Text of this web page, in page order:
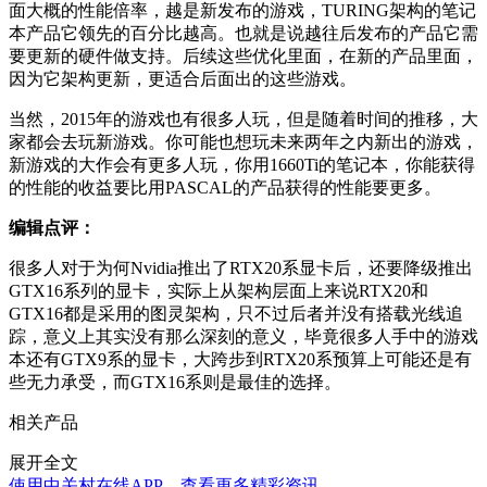
面大概的性能倍率，越是新发布的游戏，TURING架构的笔记
本产品它领先的百分比越高。也就是说越往后发布的产品它需
要更新的硬件做支持。后续这些优化里面，在新的产品里面，
因为它架构更新，更适合后面出的这些游戏。
当然，2015年的游戏也有很多人玩，但是随着时间的推移，大
家都会去玩新游戏。你可能也想玩未来两年之内新出的游戏，
新游戏的大作会有更多人玩，你用1660Ti的笔记本，你能获得
的性能的收益要比用PASCAL的产品获得的性能要更多。
编辑点评：
很多人对于为何Nvidia推出了RTX20系显卡后，还要降级推出
GTX16系列的显卡，实际上从架构层面上来说RTX20和
GTX16都是采用的图灵架构，只不过后者并没有搭载光线追
踪，意义上其实没有那么深刻的意义，毕竟很多人手中的游戏
本还有GTX9系的显卡，大跨步到RTX20系预算上可能还是有
些无力承受，而GTX16系则是最佳的选择。
相关产品
展开全文